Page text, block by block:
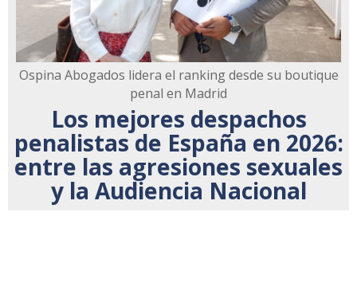
Ospina Abogados lidera el ranking desde su boutique
penal en Madrid
Los mejores despachos
penalistas de España en 2026:
entre las agresiones sexuales
y la Audiencia Nacional